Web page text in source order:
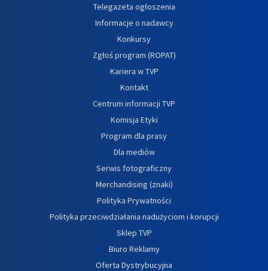
Telegazeta ogłoszenia
Informacje o nadawcy
Konkursy
Zgłoś program (ROPAT)
Kariera w TVP
Kontakt
Centrum informacji TVP
Komisja Etyki
Program dla prasy
Dla mediów
Serwis fotograficzny
Merchandising (znaki)
Polityka Prywatności
Polityka przeciwdziałania nadużyciom i korupcji
Sklep TVP
Biuro Reklamy
Oferta Dystrybucyjna